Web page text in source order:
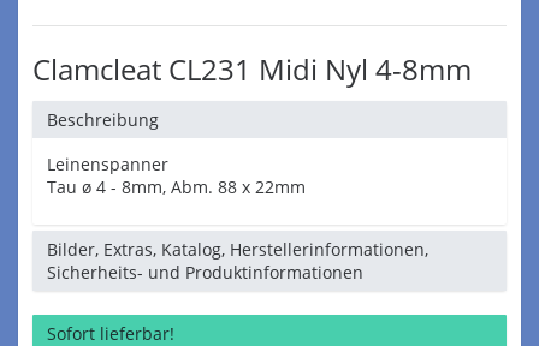
Clamcleat CL231 Midi Nyl 4-8mm
Beschreibung
Leinenspanner
Tau ø 4 - 8mm, Abm. 88 x 22mm
Bilder, Extras, Katalog, Herstellerinformationen,
Sicherheits- und Produktinformationen
Sofort lieferbar!